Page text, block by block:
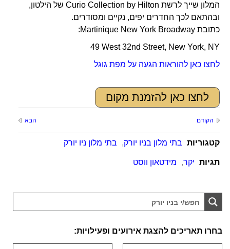
המלון שייך לרשת Curio Collection by Hilton של הילטון,
ובהתאם לכך החדרים יפים, נקיים ומסודרים.
כתובת Martinique New York Broadway:
49 West 32nd Street, New York, NY
לחצו כאן להוראות הגעה על מפת גוגל
לחצו כאן להזמנת מקום
הקודם הבא
קטגוריות בתי מלון בניו יורק, בתי מלון ניו יורק
תגיות יקר, מידטאון ווסט
בחרו תאריכים להצגת אירועים ופעילויות: